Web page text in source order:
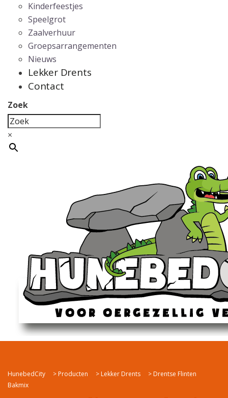
Kinderfeestjes
Speelgrot
Zaalverhuur
Groepsarrangementen
Nieuws
Lekker Drents
Contact
Zoek
×
HunebedCity > Producten > Lekker Drents > Drentse Flinten
Bakmix